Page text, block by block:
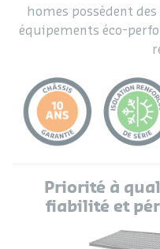
homes possèdent
équipements éco-
Priorité à
fiabilité et